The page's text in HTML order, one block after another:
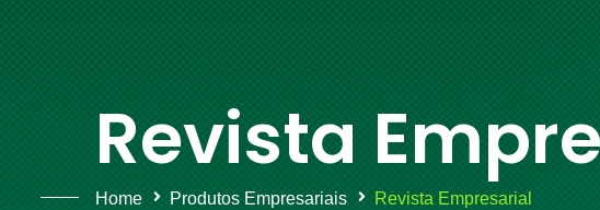
Revista
Home Produtos Empresariais Revista Empresarial